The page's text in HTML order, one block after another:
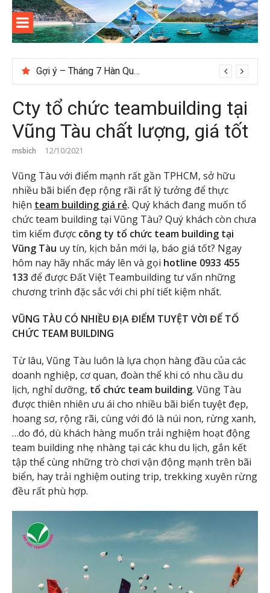
Skip
content
Kinh
nghiệm
du lịch
Côn Đảo
Thông tin và kinh nghiệm khi du lịch Côn Đảo
Gợi ý – Tháng 7 Hàn Quốc nên đi đâu, mặc gì đẹp?
Cty tổ chức teambuilding tại
Vũng Tàu chất lượng, giá tốt
msbich 12/10/2021
Vũng Tàu với điểm mạnh rất gần TPHCM, sở hữu
nhiều bãi biển đẹp rộng rãi rất lý tưởng để thực
hiện team building giá rẻ. Quý khách đang muốn tổ
chức team building tại Vũng Tàu? Quý khách còn chưa
tìm kiếm được công ty tổ chức team building tại
Vũng Tàu uy tín, kịch bản mới lạ, báo giá tốt? Ngay
hôm nay hãy nhấc máy lên và gọi hotline 0933 455
133 để được Đất Việt Teambuilding tư vấn những
chương trình đặc sắc với chi phí tiết kiệm nhất.
VŨNG TÀU CÓ NHIỀU ĐỊA ĐIỂM TUYỆT VỜI ĐỂ TỔ
CHỨC TEAM BUILDING
Từ lâu, Vũng Tàu luôn là lựa chọn hàng đầu của các
doanh nghiệp, cơ quan, đoàn thể khi có nhu cầu du
lịch, nghỉ dưỡng, tổ chức team building. Vũng Tàu
được thiên nhiên ưu ái cho nhiều bãi biển tuyệt đẹp,
hoang sơ, rộng rãi, cùng với đó là núi non, rừng xanh,
…do đó, dù khách hàng muốn trải nghiệm hoạt động
team building nhẹ nhàng tại các khu du lịch, gắn kết
tập thể cùng những trò chơi vận động mạnh trên bãi
biển, hay trải nghiệm outing trip, trekking xuyên rừng
đều rất phù hợp.